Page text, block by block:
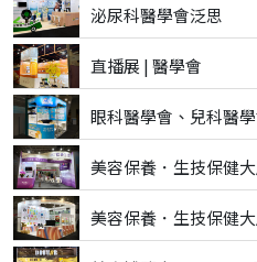
泌尿科醫學會泛思
直播展 | 醫學會
眼科醫學會、兒科醫
美容保養．生技保健
美容保養．生技保健